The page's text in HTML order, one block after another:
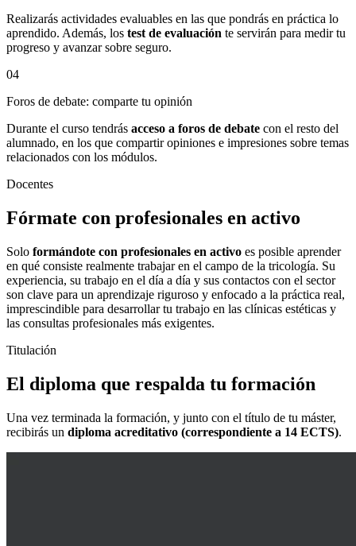
Realizarás actividades evaluables en las que pondrás en práctica lo
aprendido. Además, los test de evaluación te servirán para medir tu
progreso y avanzar sobre seguro.
04
Foros de debate: comparte tu opinión
Durante el curso tendrás acceso a foros de debate con el resto del
alumnado, en los que compartir opiniones e impresiones sobre temas
relacionados con los módulos.
Docentes
Fórmate con profesionales en activo
Solo formándote con profesionales en activo es posible aprender
en qué consiste realmente trabajar en el campo de la tricología. Su
experiencia, su trabajo en el día a día y sus contactos con el sector
son clave para un aprendizaje riguroso y enfocado a la práctica real,
imprescindible para desarrollar tu trabajo en las clínicas estéticas y
las consultas profesionales más exigentes.
Titulación
El diploma que respalda tu formación
Una vez terminada la formación, y junto con el título de tu máster,
recibirás un diploma acreditativo (correspondiente a 14 ECTS).